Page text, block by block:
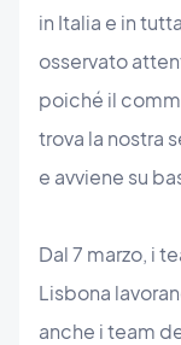
in Italia e in
osservato
poiché il
trova la nostra
e avviene su
Dal 7 marzo, i
Lisbona
anche i team